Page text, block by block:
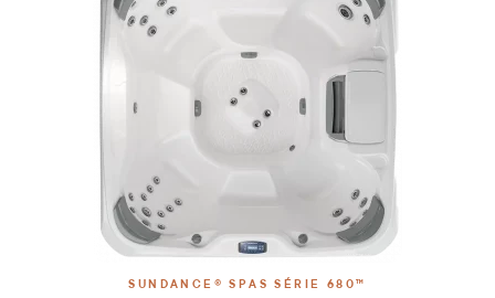
SUNDANCE® SPAS SÉRIE 680™